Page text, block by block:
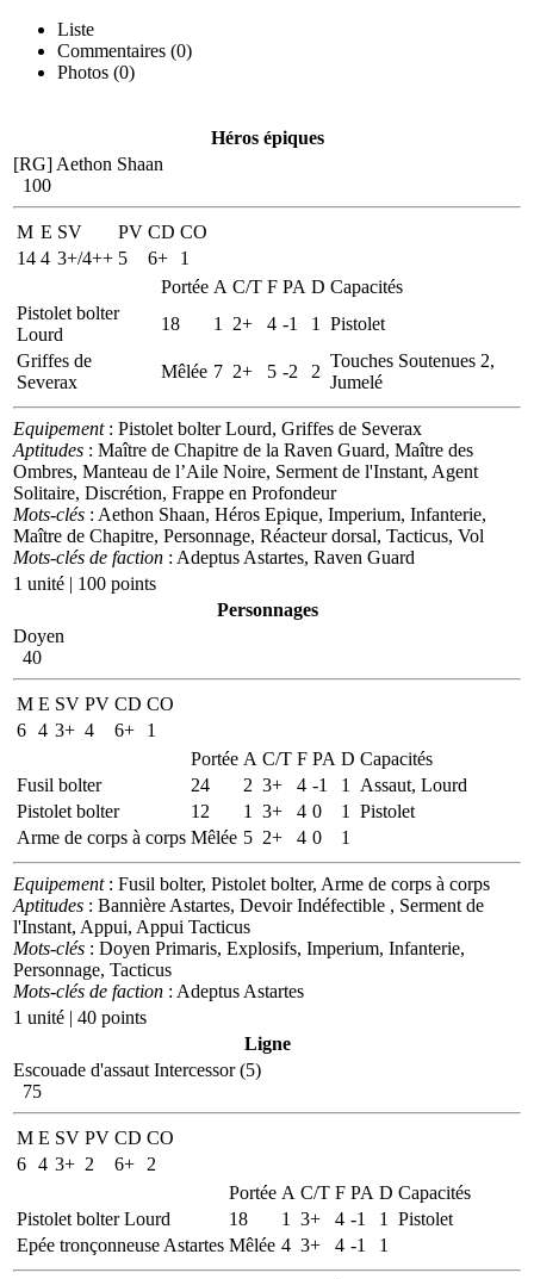
Liste
Commentaires (0)
Photos (0)
Héros épiques
[RG] Aethon Shaan
100
M E SV PV CD CO
14 4 3+/4++ 5 6+
1
Portée A C/T F PA D Capacités
Pistolet bolter
Lourd
18 1 2+ 4 -1 1
Pistolet
Griffes de
Severax
Mêlée 7 2+ 5 -2 2
Touches Soutenues 2,
Jumelé
Equipement: Pistolet bolter Lourd, Griffes de Severax
Aptitudes : Maître de Chapitre de la Raven Guard, Maître des
Ombres, Manteau de l’Aile Noire, Serment de l'Instant, Agent
Solitaire, Discrétion, Frappe en Profondeur
Mots-clés : Aethon Shaan, Héros Epique, Imperium, Infanterie,
Maître de Chapitre, Personnage, Réacteur dorsal, Tacticus, Vol
Mots-clés de faction : Adeptus Astartes, Raven Guard
1 unité | 100 points
Personnages
Doyen
40
M E SV PV CD CO
6 4 3+ 4 6+
1
Portée A C/T F PA D Capacités
Fusil bolter
24 2 3+ 4 -1 1
Assaut, Lourd
Pistolet bolter
12 1 3+ 4 0 1
Pistolet
Arme de corps à corps Mêlée 5 2+ 4 0 1
Equipement: Fusil bolter, Pistolet bolter, Arme de corps à corps
Aptitudes : Bannière Astartes, Devoir Indéfectible , Serment de
l'Instant, Appui, Appui Tacticus
Mots-clés : Doyen Primaris, Explosifs, Imperium, Infanterie,
Personnage, Tacticus
Mots-clés de faction : Adeptus Astartes
1 unité | 40 points
Ligne
Escouade d'assaut Intercessor (5)
75
M E SV PV CD CO
6 4 3+ 2 6+
2
Portée A C/T F PA D Capacités
Pistolet bolter Lourd
18 1 3+ 4 -1 1
Pistolet
Epée tronçonneuse Astartes Mêlée 4 3+ 4 -1 1